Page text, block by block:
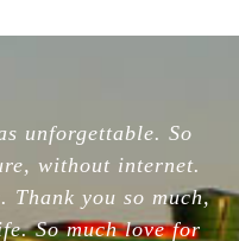
So
without internet.
you so much,
So much love for